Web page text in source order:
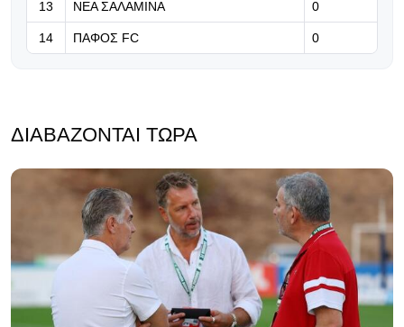
13 ΝΕΑ ΣΑΛΑΜΙΝΑ 0
14 ΠΑΦΟΣ FC 0
ΔΙΑΒΆΖΟΝΤΑΙ ΤΏΡΑ